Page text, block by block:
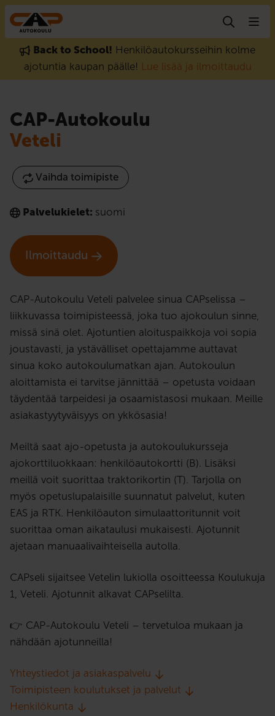
Hyppää sisältöön
Back to School! Henkilöautokursseihin kolme
ajotuntia kaupan päälle! Lue lisää ja ilmoittaudu
CAP-Autokoulu
Veteli
Vaihda toimipiste
Palvelukielet: suomi
Ilmoittaudu
CAP-Autokoulu Veteli palvelee sinua CAPselissa –
liikkuvassa toimipisteessä, joka tuo ajokoulun sinne,
missä sinä olet. Ajotuntien aloituspaikkoja voi sopia
joustavasti, ja ystävälliset opettajamme auttavat
sinua koko autokoulumatkan ajan. Autokoulun
aloittamista ei tarvitse jännittää – opetusta voidaan
täydentää tarpeidesi ja osaamistasosi mukaan. Meille
asiakastyytyväisyys on ykkösasia!
Meiltä saat ajo-opetusta ja autokoulukursseja
ajokorttiluokkaan: henkilöautokortti (B). Lisäksi
meillä voit suorittaa traktorikortin (T). Tarjolla on
myös opetuslupalaisille suunnatut palvelut, kuten
EAS ja RTK. Henkilöauton simulaattoritunnit voit
suorittaa oman aikataulusi mukaisesti. Ajotunnit
ajetaan manuaalivaihteisella autolla.
CAPseli sijaitsee Vetelin lukiolla osoitteessa Koulukuja
1, Veteli. Ajotunnit alkavat CAPselilta.
👉 CAP-Autokoulu Veteli – tervetuloa mukaan ja
nähdään ajotunneilla!
Yhteystiedot ja asiakaspalvelu
Toimipisteen koulutukset ja palvelut
Henkilökunta